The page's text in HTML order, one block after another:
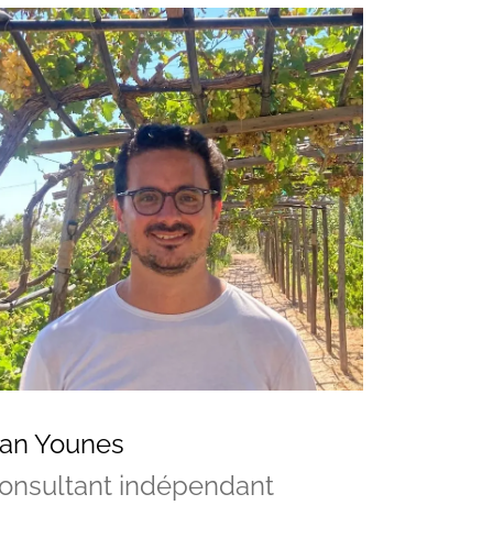
Younes
indépendant